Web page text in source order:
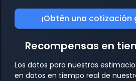
¡Obtén una cotización
Recompensas en
Los datos para nuestras
en datos en tiempo real de